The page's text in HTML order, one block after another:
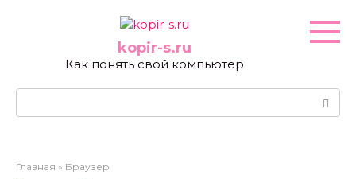
kopir-s.ru
Как понять свой компьютер
Главная » Браузер